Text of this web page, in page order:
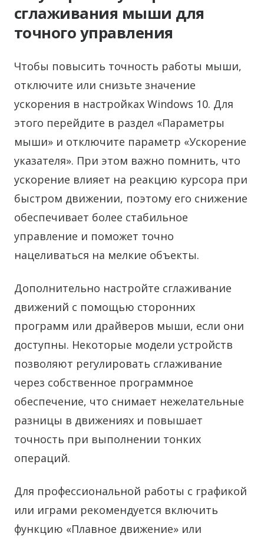
сглаживания мыши для
точного управления
Чтобы повысить точность работы мыши,
отключите или снизьте значение
ускорения в настройках Windows 10. Для
этого перейдите в раздел «Параметры
мыши» и отключите параметр «Ускорение
указателя». При этом важно помнить, что
ускорение влияет на реакцию курсора при
быстром движении, поэтому его снижение
обеспечивает более стабильное
управление и поможет точно
нацеливаться на мелкие объекты.
Дополнительно настройте сглаживание
движений с помощью сторонних
программ или драйверов мыши, если они
доступны. Некоторые модели устройств
позволяют регулировать сглаживание
через собственное программное
обеспечение, что снимает нежелательные
разницы в движениях и повышает
точность при выполнении тонких
операций.
Для профессиональной работы с графикой
или играми рекомендуется включить
функцию «Плавное движение» или